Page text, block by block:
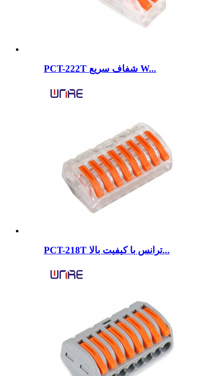
PCT-222T شفاف سریع W...
PCT-218T ترانس با کیفیت بالا...